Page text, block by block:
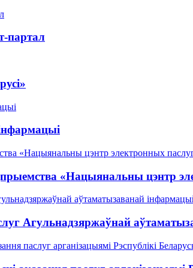
партал
«Нацыянальны цэнтр
Агульнадзяржаўнай